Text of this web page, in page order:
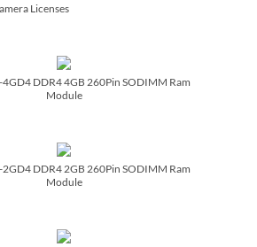
Licenses
4GD4 DDR4 4GB 260Pin SODIMM Ram
Module
2GD4 DDR4 2GB 260Pin SODIMM Ram
Module